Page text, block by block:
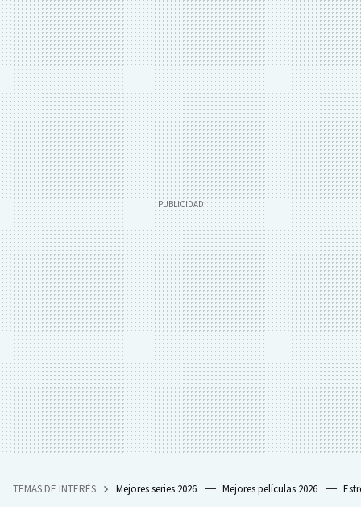
TEMAS DE INTERÉS Mejores series 2026 Mejores películas 2026